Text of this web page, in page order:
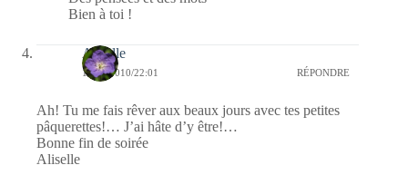
Bien à toi !
Aliselle
10/03/2010/22:01 RÉPONDRE
Ah! Tu me fais rêver aux beaux jours avec tes petites
pâquerettes!… J’ai hâte d’y être!…
Bonne fin de soirée
Aliselle